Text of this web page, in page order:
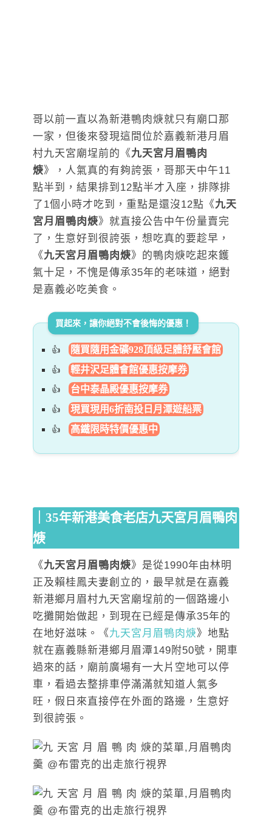
哥以前一直以為新港鴨肉焿就只有廟口那
一家，但後來發現這間位於嘉義新港月眉
村九天宮廟埕前的《九天宮月眉鴨肉
焿》，人氣真的有夠誇張，哥那天中午11
點半到，結果排到12點半才入座，排隊排
了1個小時才吃到，重點是還沒12點《九天
宮月眉鴨肉焿》就直接公告中午份量賣完
了，生意好到很誇張，想吃真的要趁早，
《九天宮月眉鴨肉焿》的鴨肉焿吃起來鑊
氣十足，不愧是傳承35年的老味道，絕對
是嘉義必吃美食。
買起來，讓你絕對不會後悔的優惠！
隨買隨用金礦928頂級足體舒壓會館
輕井沢足體會館優惠按摩券
台中泰晶殿優惠按摩券
現買現用6折南投日月潭遊船票
高鐵限時特價優惠中
｜35年新港美食老店九天宮月眉鴨肉
焿
《九天宮月眉鴨肉焿》是從1990年由林明
正及賴桂鳳夫妻創立的，最早就是在嘉義
新港鄉月眉村九天宮廟埕前的一個路邊小
吃攤開始做起，到現在已經是傳承35年的
在地好滋味。《九天宮月眉鴨肉焿》地點
就在嘉義縣新港鄉月眉潭149附50號，開車
過來的話，廟前廣場有一大片空地可以停
車，看過去整排車停滿滿就知道人氣多
旺，假日來直接停在外面的路邊，生意好
到很誇張。